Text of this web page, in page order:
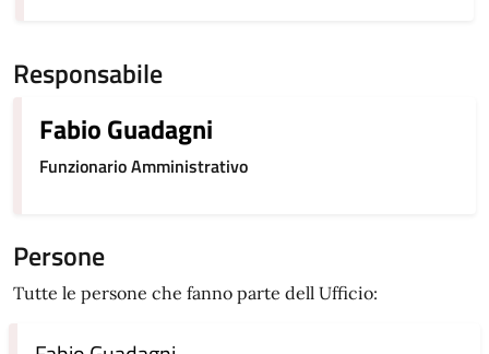
Responsabile
Fabio Guadagni
Funzionario Amministrativo
Persone
Tutte le persone che fanno parte dell Ufficio: